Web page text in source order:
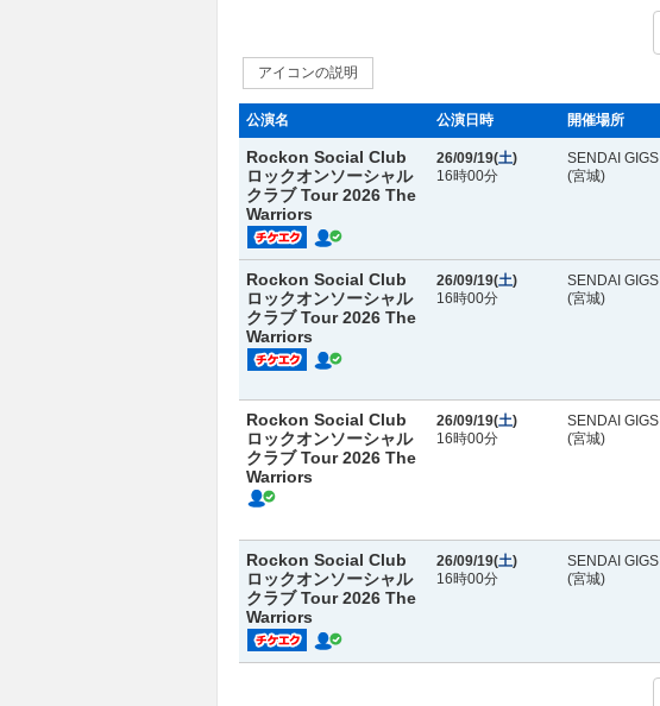
アイコンの説明
公演名 公演日時 開催場所
Rockon Social Club
ロックオンソーシャル
クラブ Tour 2026 The
Warriors
26/09/19(土)
16時00分
SENDAI GIGS
(宮城)
Rockon Social Club
ロックオンソーシャル
クラブ Tour 2026 The
Warriors
26/09/19(土)
16時00分
SENDAI GIGS
(宮城)
Rockon Social Club
ロックオンソーシャル
クラブ Tour 2026 The
Warriors
26/09/19(土)
16時00分
SENDAI GIGS
(宮城)
Rockon Social Club
ロックオンソーシャル
クラブ Tour 2026 The
Warriors
26/09/19(土)
16時00分
SENDAI GIGS
(宮城)